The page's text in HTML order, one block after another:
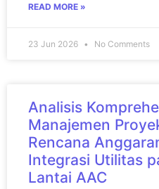
READ MORE »
23 Jun 2026 No Comments
Analisis
Manajemen
Rencana
Integrasi Utilitas
Lantai AAC